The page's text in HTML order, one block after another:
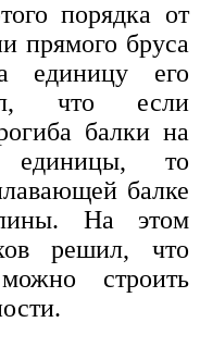
порядка от
прямого бруса
единицу его
что если
балки на
то
балке
На этом
решил, что
строить